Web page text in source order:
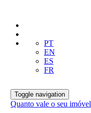
PT
EN
ES
FR
Toggle navigation
Quanto vale o seu imóvel